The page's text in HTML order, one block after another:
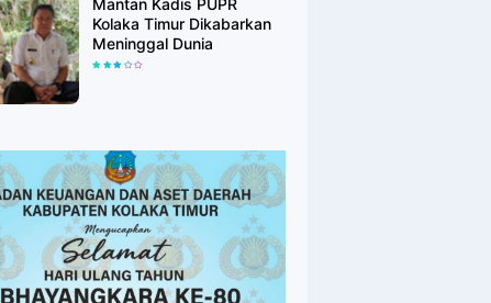
Kolaka Timur Dikabarkan
Meninggal Dunia